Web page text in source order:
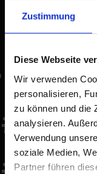
Zustimmung
Diese Webseite
Wir verwenden
personalisieren,
zu können und die
analysieren.
Verwendung
soziale Medien,
Partner führen
Stipt